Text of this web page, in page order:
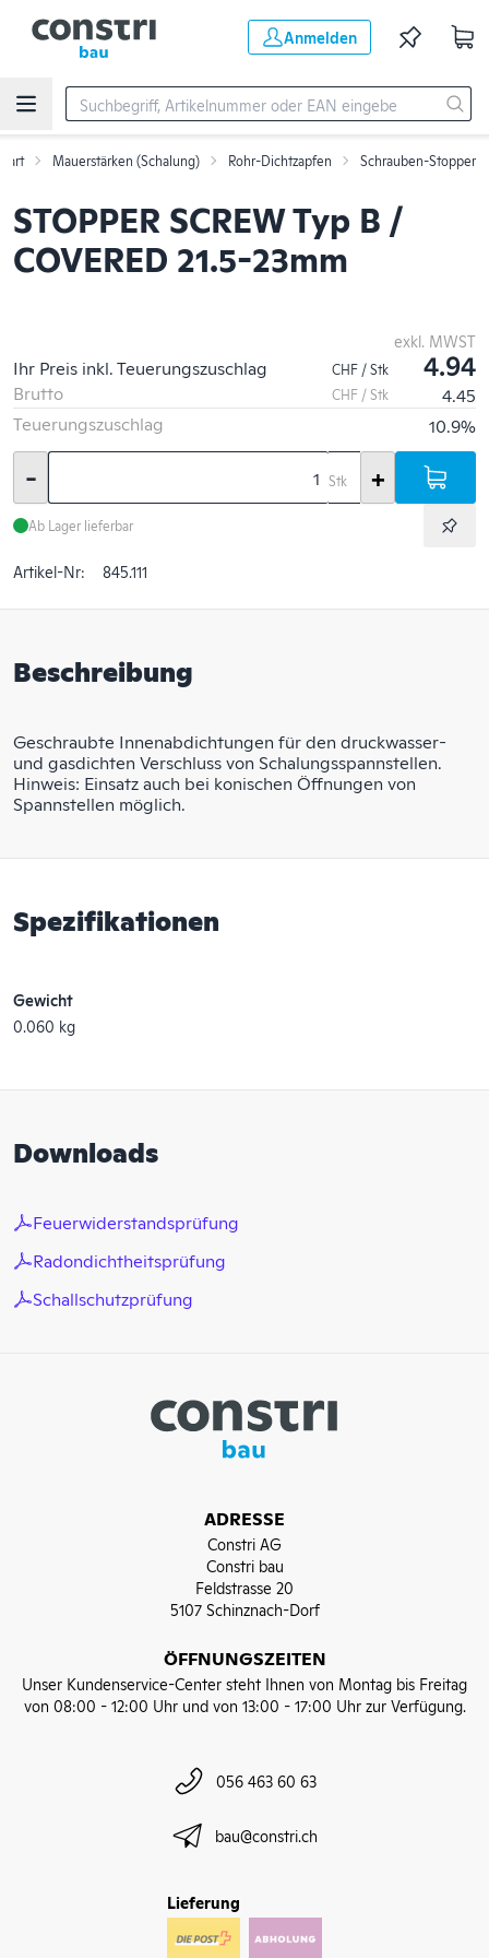
Anmelden
Mauerstärken (Schalung) Rohr-Dichtzapfen Schrauben-Stopper
STOPPER SCREW Typ B /
COVERED 21.5-23mm
exkl. MWST
Ihr Preis inkl. Teuerungszuschlag CHF / Stk 4.94
Brutto CHF / Stk
4.45
Teuerungszuschlag
10.9%
- Stk +
Ab Lager lieferbar
Artikel-Nr: 845.111
Beschreibung
Geschraubte Innenabdichtungen für den druckwasser-
und gasdichten Verschluss von Schalungsspannstellen.
Hinweis: Einsatz auch bei konischen Öffnungen von
Spannstellen möglich.
Spezifikationen
Gewicht
0.060 kg
Downloads
Feuerwiderstandsprüfung
Radondichtheitsprüfung
Schallschutzprüfung
ADRESSE
Constri AG
Constri bau
Feldstrasse 20
5107 Schinznach-Dorf
ÖFFNUNGSZEITEN
Unser Kundenservice-Center steht Ihnen von Montag bis Freitag
von 08:00 - 12:00 Uhr und von 13:00 - 17:00 Uhr zur Verfügung.
056 463 60 63
bau@constri.ch
Lieferung